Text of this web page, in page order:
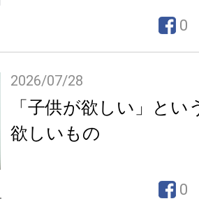
0
2026/07/28
「子供が欲しい」とい
欲しいもの
0